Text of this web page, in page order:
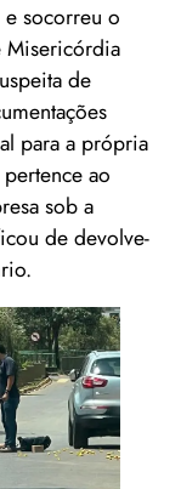
socorreu o
Misericórdia
de
para a própria
ao
sob a
de devolve-